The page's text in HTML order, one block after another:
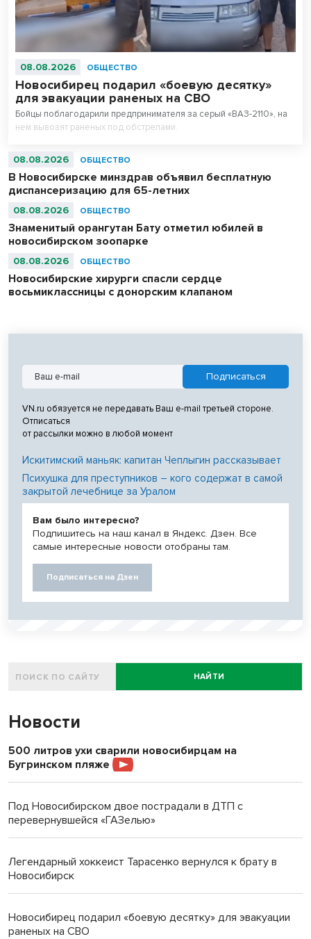
08.08.2026 ОБЩЕСТВО
Новосибирец подарил «боевую десятку»
для эвакуации раненых на СВО
Бойцы поблагодарили предпринимателя за серый «ВАЗ-2110», на
нем вывозят раненых под обстрелами.
08.08.2026 ОБЩЕСТВО
В Новосибирске минздрав объявил бесплатную
диспансеризацию для 65-летних
08.08.2026 ОБЩЕСТВО
Знаменитый орангутан Бату отметил юбилей в
новосибирском зоопарке
08.08.2026 ОБЩЕСТВО
Новосибирские хирурги спасли сердце
восьмиклассницы с донорским клапаном
VN.ru обязуется не передавать Ваш e-mail третьей стороне.
Отписаться
от рассылки можно в любой момент
Искитимский маньяк: капитан Чеплыгин рассказывает
Психушка для преступников – кого содержат в самой
закрытой лечебнице за Уралом
Вам было интересно?
Подпишитесь на наш канал в Яндекс. Дзен. Все
самые интересные новости отобраны там.
Подписаться на Дзен
НАЙТИ
Новости
500 литров ухи сварили новосибирцам на
Бугринском пляже
Под Новосибирском двое пострадали в ДТП с
перевернувшейся «ГАЗелью»
Легендарный хоккеист Тарасенко вернулся к брату в
Новосибирск
Новосибирец подарил «боевую десятку» для эвакуации
раненых на СВО